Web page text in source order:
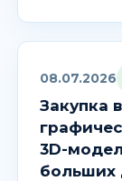
08.07.2026
Закупка
3D-
больших